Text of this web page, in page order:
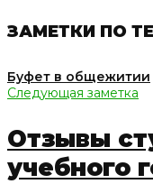
ЗАМЕТКИ ПО
Буфет в общежитии
Следующая заметка
Отзывы
учебного